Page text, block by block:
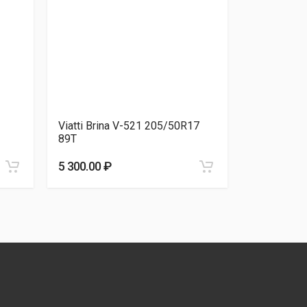
Viatti Brina V-521 205/50R17
89T
5 300.00 ₽